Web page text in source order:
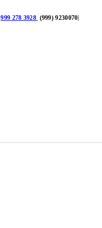
999 278 3928 (999) 9230070|